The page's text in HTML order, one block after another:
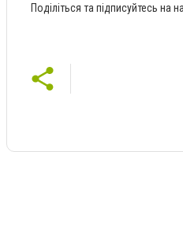
Поділіться та підписуйтесь на